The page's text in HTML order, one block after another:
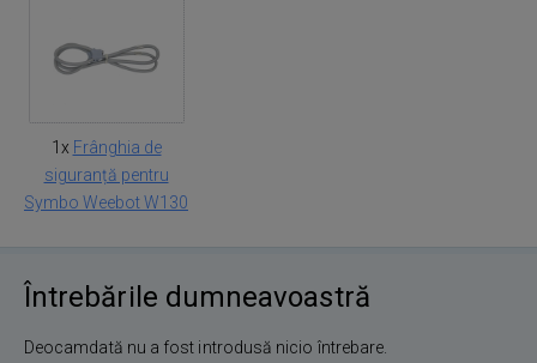
1x Frânghia de
siguranță pentru
Symbo Weebot W130
Întrebările dumneavoastră
Deocamdată nu a fost introdusă nicio întrebare.